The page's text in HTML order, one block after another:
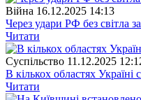
Війна 16.12.2025 14:13
Через удари РФ без світла
Читати
Суспiльство 11.12.2025
В кількох областях Україні
Читати